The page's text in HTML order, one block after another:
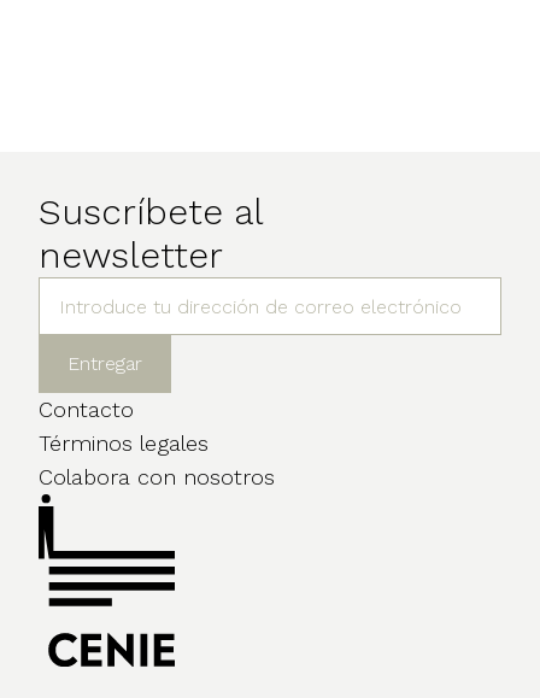
Suscríbete al
newsletter
Contacto
Términos legales
Colabora con nosotros